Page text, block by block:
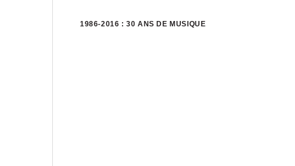
1986-2016 : 30 ANS DE MUSIQUE